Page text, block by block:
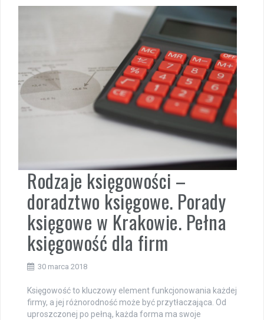
Rodzaje księgowości –
doradztwo księgowe. Porady
księgowe w Krakowie. Pełna
księgowość dla firm
30 marca 2018
Księgowość to kluczowy element funkcjonowania każdej
firmy, a jej różnorodność może być przytłaczająca. Od
uproszczonej po pełną, każda forma ma swoje